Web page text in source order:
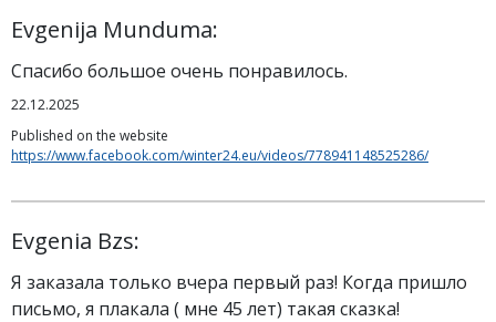
Evgenija Munduma:
Спасибо большое очень понравилось.
22.12.2025
Published on the website
https://www.facebook.com/winter24.eu/videos/778941148525286/
Evgenia Bzs:
Я заказала только вчера первый раз! Когда пришло
письмо, я плакала ( мне 45 лет) такая сказка!